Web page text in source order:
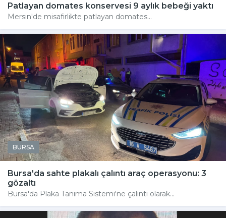
Patlayan domates konservesi 9 aylık bebeği yaktı
Mersin'de misafirlikte patlayan domates...
BURSA
Bursa'da sahte plakalı çalıntı araç operasyonu: 3
gözaltı
Bursa'da Plaka Tanıma Sistemi'ne çalıntı olarak...